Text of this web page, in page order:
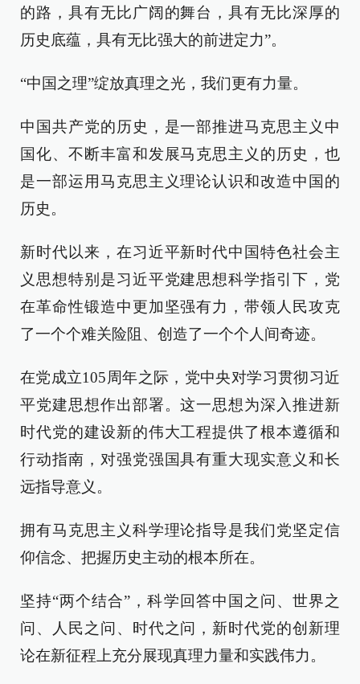
的路，具有无比广阔的舞台，具有无比深厚的
历史底蕴，具有无比强大的前进定力”。
“中国之理”绽放真理之光，我们更有力量。
中国共产党的历史，是一部推进马克思主义中
国化、不断丰富和发展马克思主义的历史，也
是一部运用马克思主义理论认识和改造中国的
历史。
新时代以来，在习近平新时代中国特色社会主
义思想特别是习近平党建思想科学指引下，党
在革命性锻造中更加坚强有力，带领人民攻克
了一个个难关险阻、创造了一个个人间奇迹。
在党成立105周年之际，党中央对学习贯彻习近
平党建思想作出部署。这一思想为深入推进新
时代党的建设新的伟大工程提供了根本遵循和
行动指南，对强党强国具有重大现实意义和长
远指导意义。
拥有马克思主义科学理论指导是我们党坚定信
仰信念、把握历史主动的根本所在。
坚持“两个结合”，科学回答中国之问、世界之
问、人民之问、时代之问，新时代党的创新理
论在新征程上充分展现真理力量和实践伟力。